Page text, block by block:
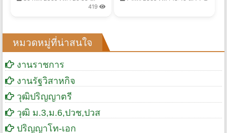
419
หมวดหมู่ที่น่าสนใจ
งานราชการ
งานรัฐวิสาหกิจ
วุฒิปริญญาตรี
วุฒิ ม.3,ม.6,ปวช,ปวส
ปริญญาโท-เอก